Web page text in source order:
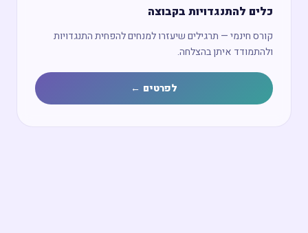
כלים להתנגדויות בקבוצה
קורס חינמי — תרגילים שיעזרו למנחים להפחית התנגדויות
ולהתמודד איתן בהצלחה.
לפרטים ←